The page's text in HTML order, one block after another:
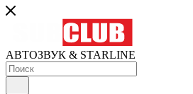
АВТОЗВУК & STARLINE